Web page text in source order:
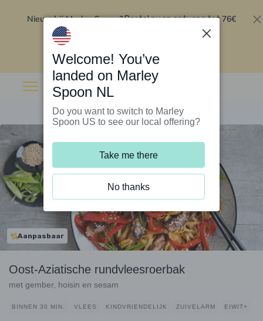
Nieuw bij Marley Spoon?Bestel nu en ontvang tot 76€
Aanpasbaar
Oost-Aziatische rundvleesroerbak
met gember, hoisin en sesam
BINNEN 30 MIN. VLEES KINDVRIENDELIJK ZUIVELARM EIWIT+
Welcome! You’ve
landed on Marley
Spoon NL
Do you want to switch to Marley
Spoon US to see our local offering?
Take me there
No thanks